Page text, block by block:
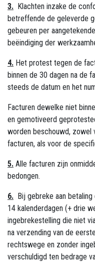
3. Klachten inzake de
betreffende de geleverde
gebeuren per
beëindiging der
4. Het protest tegen de
binnen de 30 dagen na de
steeds de datum en het
Facturen dewelke niet
en gemotiveerd
worden beschouwd,
facturen, als voor de
5. Alle facturen zijn
bedongen.
6. Bij gebreke aan
14 kalenderdagen (+ drie
ingebrekestelling die niet
na verzending van de
rechtswege en zonder
verschuldigd ten bedrage